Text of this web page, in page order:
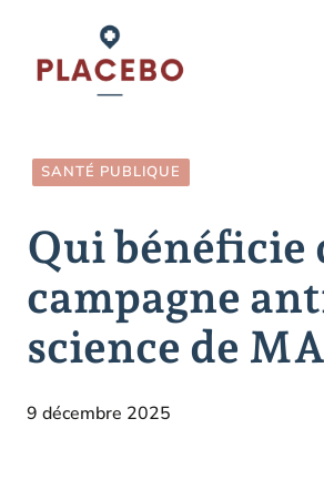
contenu
SANTÉ PUBLIQUE
Qui bénéficie
campagne
science de
9 décembre 2025